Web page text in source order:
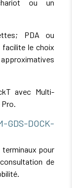
ou un
PDA ou
le choix
avec Multi-
DOCK-
terminaux pour
de